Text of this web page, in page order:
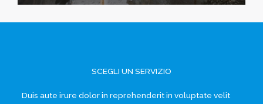
SCEGLI UN SERVIZIO
Duis aute irure dolor in reprehenderit in voluptate velit